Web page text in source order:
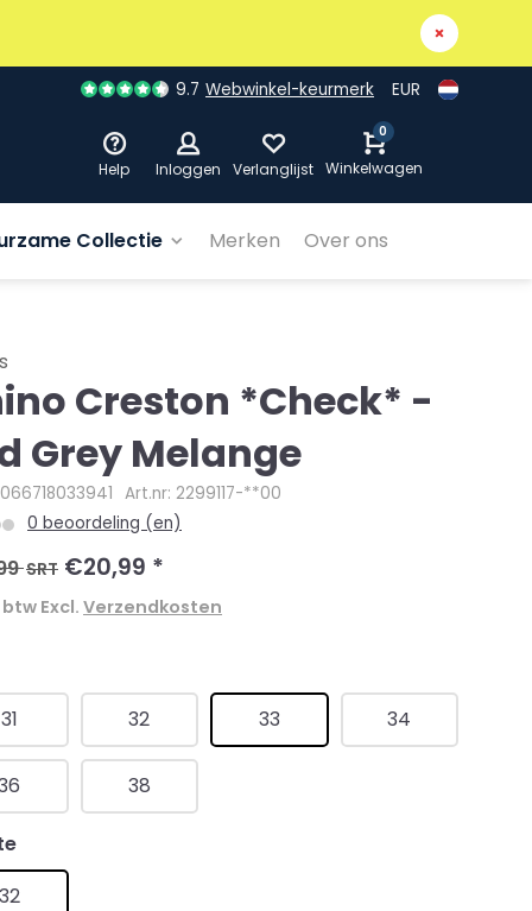
9.7 Webwinkel-keurmerk EUR
Help Inloggen Verlanglijst
0
Winkelwagen
Collectie Merken Over ons
Creston *Check* -
Grey Melange
Art.nr: 2299117-**00
0 beoordeling (en)
SRT €20,99 *
Excl. Verzendkosten
31
32 33 34
38